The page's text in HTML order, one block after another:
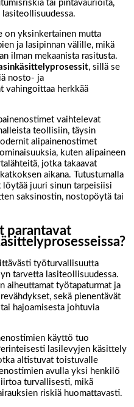
tai pintavaurioita,
on yksinkertainen mutta
ja lasipinnan välille, mikä
ilman mekaanista rasitusta.
, sillä se
nosto- ja
vahingoittaa herkkää
vaihtelevat
teollisiin, täysin
alipainenostimet
kuten alipaineen
jotka takaavat
aikana. Tutustumalla
juuri sinun tarpeisiisi
saksinostin, nostopöytä tai
parantavat
työturvallisuutta
tarvetta lasiteollisuudessa.
aiheuttamat työtapaturmat ja
sekä pienentävät
hajoamisesta johtuvia
käyttö tuo
lasilevyjen käsittely
altistuvat toistuvalle
avulla yksi henkilö
turvallisesti, mikä
riskiä huomattavasti.